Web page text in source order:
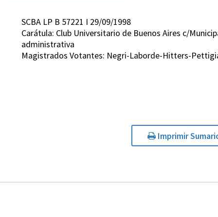
SCBA LP B 57221 I 29/09/1998
Carátula: Club Universitario de Buenos Aires c/
administrativa
Magistrados Votantes: Negri-Laborde-Hitters-
Imprimir